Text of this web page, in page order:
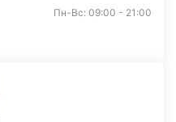
Пн-Вс: 09:00 - 21:00